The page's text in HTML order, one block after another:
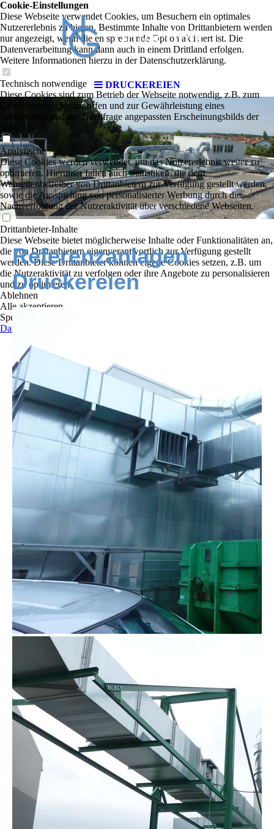
DRUCKEREIEN
Referenzanlagen
Druckereien
Cookie-Einstellungen
Diese Webseite verwendet Cookies, um Besuchern ein optimales
Nutzererlebnis zu bieten. Bestimmte Inhalte von Drittanbietern werden
nur angezeigt, wenn die entsprechende Option aktiviert ist. Die
Datenverarbeitung kann dann auch in einem Drittland erfolgen.
Weitere Informationen hierzu in der Datenschutzerklärung.
Technisch notwendige
Diese Cookies sind zum Betrieb der Webseite notwendig, z.B. zum
Schutz vor Hackerangriffen und zur Gewährleistung eines
konsistenten und der Nachfrage angepassten Erscheinungsbilds der
Analytische
Diese Cookies werden verwendet, um das Nutzererlebnis weiter zu
optimieren. Hierunter fallen auch Statistiken, die dem
Webseitenbetreiber von Drittanbietern zur Verfügung gestellt werden,
sowie die Ausspielung von personalisierter Werbung durch die
Nachverfolgung der Nutzeraktivität über verschiedene Webseiten.
Drittanbieter-Inhalte
Diese Webseite bietet möglicherweise Inhalte oder Funktionalitäten an,
die von Drittanbietern eigenverantwortlich zur Verfügung gestellt
werden. Diese Drittanbieter können eigene Cookies setzen, z.B. um
die Nutzeraktivität zu verfolgen oder ihre Angebote zu personalisieren
und zu optimieren.
Ablehnen
Alle akzeptieren
Speichern
Datenschutzerklärung